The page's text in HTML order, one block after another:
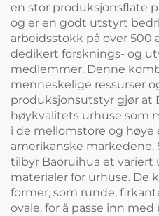
en stor produksjonsflate
og er en godt utstyrt
arbeidsstokk på over 500
dedikert forsknings- og
medlemmer. Denne
menneskelige ressurser
produksjonsutstyr gjør at
høykvalitets urhuse som
i de mellomstore og høye
amerikanske markedene.
tilbyr Baoruihua et variert
materialer for urhuse. De
former, som runde,
ovale, for å passe inn